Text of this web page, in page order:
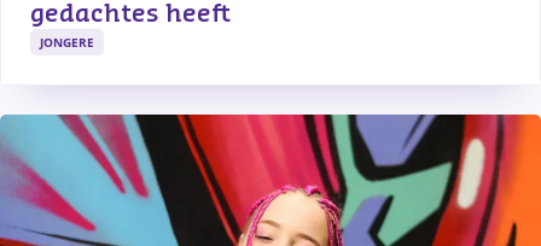
gedachtes heeft
JONGERE